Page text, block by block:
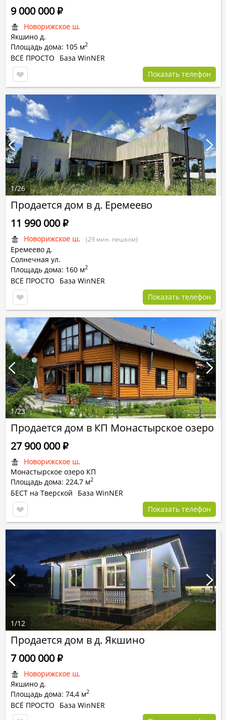
Новорижское ш.
Якшино д.
Площадь дома: 105 м2
9 000 000Р
ВСЁ ПРОСТО
База WinNER
Показать телефон
Продается дом в д. Еремеево
Новорижское ш. (29 мин. пешком)
Еремеево д.
Солнечная ул.
Площадь дома: 160 м2
11 990 000Р
ВСЁ ПРОСТО
База WinNER
Показать телефон
1/26
Продается дом в КП Монастырское озеро
Новорижское ш.
Монастырское озеро КП
Площадь дома: 224,7 м2
27 900 000Р
БЕСТ на Тверской
База WinNER
Показать телефон
1/23
Продается дом в д. Якшино
Новорижское ш.
Якшино д.
Площадь дома: 74,4 м2
7 000 000Р
ВСЁ ПРОСТО
База WinNER
1/12